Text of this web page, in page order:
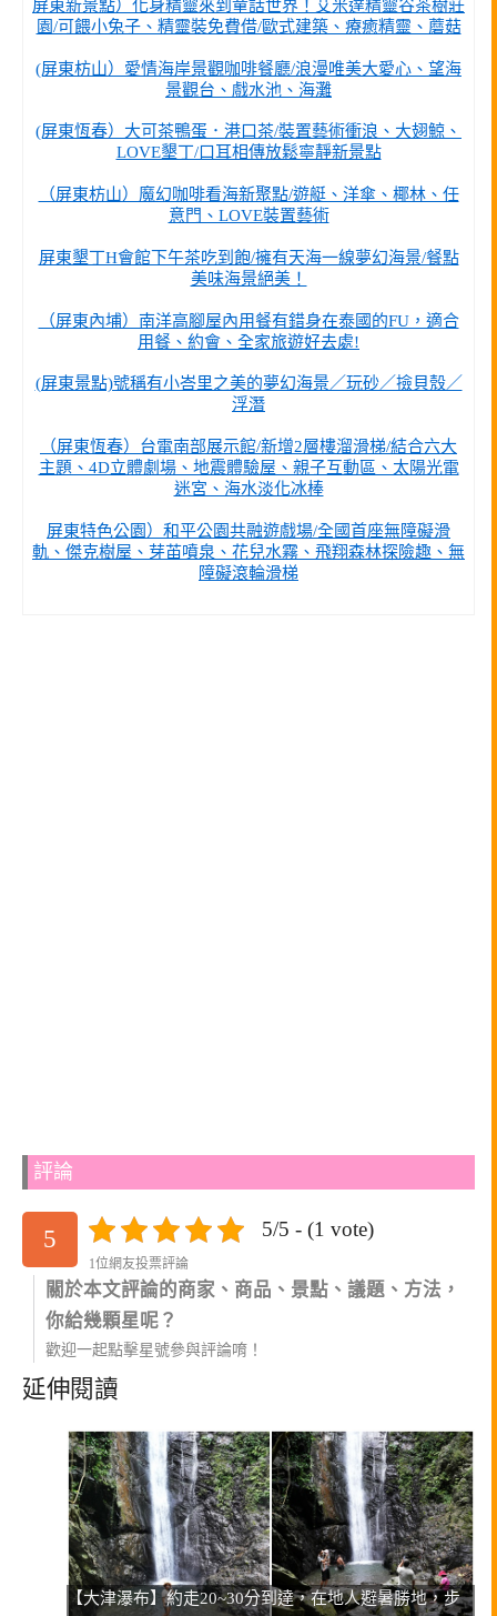
屏東新景點）化身精靈來到童話世界！艾米達精靈谷茶樹莊
園/可餵小兔子、精靈裝免費借/歐式建築、療癒精靈、蘑菇
(屏東枋山）愛情海岸景觀咖啡餐廳/浪漫唯美大愛心、望海
景觀台、戲水池、海灘
(屏東恆春）大可茶鴨蛋．港口茶/裝置藝術衝浪、大翅鯨、
LOVE墾丁/口耳相傳放鬆寧靜新景點
（屏東枋山）魔幻咖啡看海新聚點/遊艇、洋傘、椰林、任
意門、LOVE裝置藝術
屏東墾丁H會館下午茶吃到飽/擁有天海一線夢幻海景/餐點
美味海景絕美！
（屏東內埔）南洋高腳屋內用餐有錯身在泰國的FU，適合
用餐、約會、全家旅遊好去處!
(屏東景點)號稱有小峇里之美的夢幻海景／玩砂／撿貝殼／
浮潛
（屏東恆春）台電南部展示館/新增2層樓溜滑梯/結合六大
主題、4D立體劇場、地震體驗屋、親子互動區、太陽光電
迷宮、海水淡化冰棒
屏東特色公園）和平公園共融遊戲場/全國首座無障礙滑
軌、傑克樹屋、芽苖噴泉、花兒水霧、飛翔森林探險趣、無
障礙滾輪滑梯
評論
5 5/5 - (1 vote)
1位網友投票評論
關於本文評論的商家、商品、景點、議題、方法，
你給幾顆星呢？
歡迎一起點擊星號參與評論唷！
延伸閱讀
【大津瀑布】約走20~30分到達，在地人避暑勝地，步